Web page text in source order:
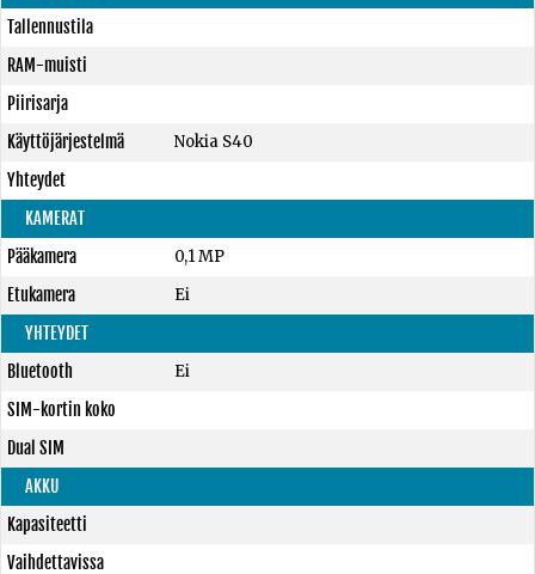
Tallennustila
RAM-muisti
Piirisarja
Käyttöjärjestelmä
Nokia S40
Yhteydet
KAMERAT
Pääkamera
0,1 MP
Etukamera
Ei
YHTEYDET
Bluetooth
Ei
SIM-kortin koko
Dual SIM
AKKU
Kapasiteetti
Vaihdettavissa